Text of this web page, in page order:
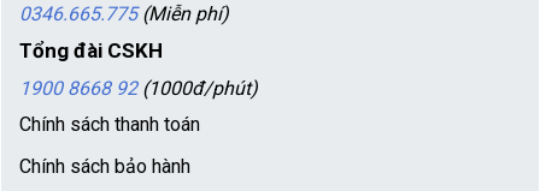
0346.665.775 (Miễn phí)
Tổng đài CSKH
1900 8668 92 (1000đ/phút)
Chính sách thanh toán
Chính sách bảo hành